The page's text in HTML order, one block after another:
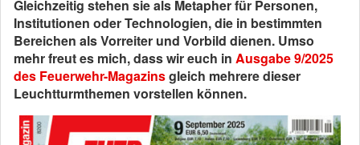
Gleichzeitig stehen sie als Metapher für Personen,
Institutionen oder Technologien, die in bestimmten
Bereichen als Vorreiter und Vorbild dienen. Umso
mehr freut es mich, dass wir euch in Ausgabe 9/2025
des Feuerwehr-Magazinsgleich mehrere dieser
Leuchtturmthemen vorstellen können.